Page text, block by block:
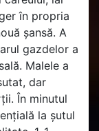
în propria
șansă. A
gazdelor a
Malele a
dar
În minutul
la șutul